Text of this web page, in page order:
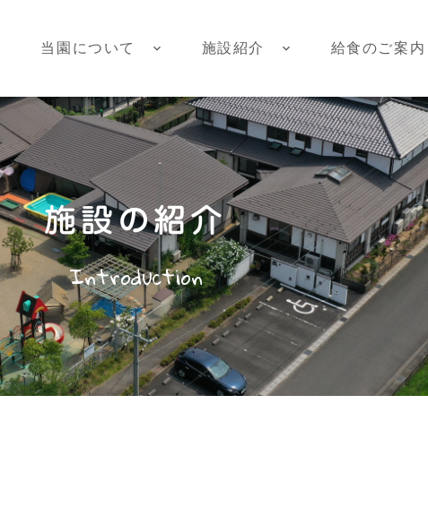
当園について 施設紹介 給食のご案内
施設の紹介
Introduction